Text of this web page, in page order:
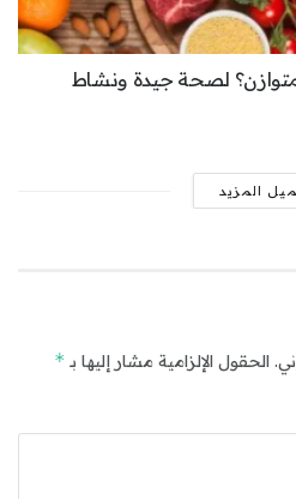
لصحة جيدة ونشاط
المزيد
الحقول الإلزامية مشار إليها بـ *